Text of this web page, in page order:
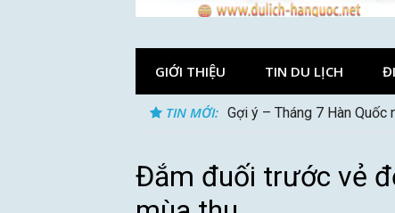
GIỚI THIỆU TIN DU LỊCH
TIN MỚI: Gợi ý – Tháng 7 Hàn
Đắm đuối trước vẻ